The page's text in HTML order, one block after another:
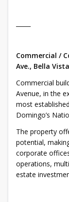
Commercial /
Ave., Bella Vista
Commercial
Avenue, in the
most
Domingo’s
The property
potential,
corporate
operations,
estate